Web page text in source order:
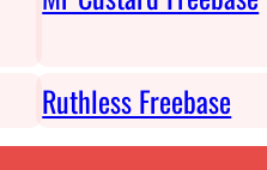
Ruthless Freebase